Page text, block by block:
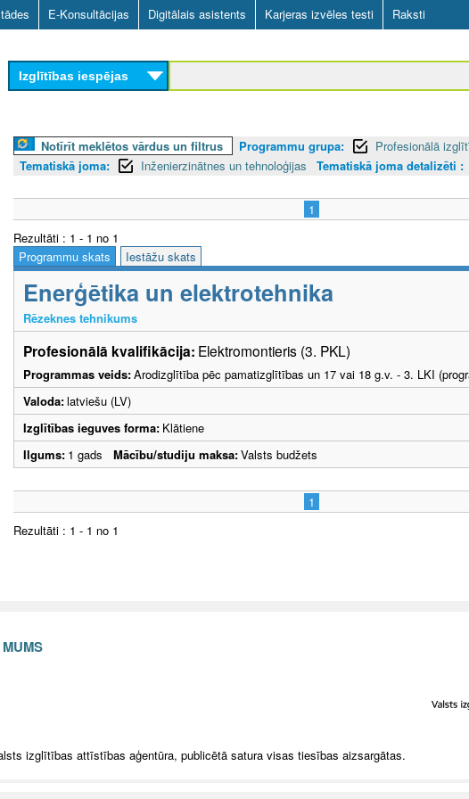
Skip
to
main
content
E-Konsultācijas Digitālais asistents Karjeras izvēles testi Raksti
Izglītības iespējas
Notīrīt meklētos vārdus un filtrus Programmu grupa:
Profesionālā
Tematiskā joma:
Inženierzinātnes un tehnoloģijas Tematiskā joma detalizēti :
1
Rezultāti : 1 - 1 no 1
Programmu skats
Iestāžu skats
Enerģētika un elektrotehnika
Rēzeknes tehnikums
Profesionālā kvalifikācija: Elektromontieris (3. PKL)
Programmas veids:Arodizglītība pēc pamatizglītības un 17 vai 18 g.v. - 3. LKI
Valoda:latviešu (LV)
Izglītības ieguves forma: Klātiene
Ilgums: 1 gads Mācību/studiju maksa:Valsts budžets
1
Rezultāti : 1 - 1 no 1
izglītības attīstības aģentūra, publicētā satura visas tiesības aizsargātas.